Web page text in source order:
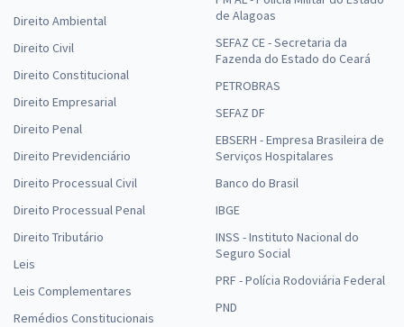
Direito Ambiental
Direito Civil
Direito Constitucional
Direito Empresarial
Direito Penal
Direito Previdenciário
Direito Processual Civil
Direito Processual Penal
Direito Tributário
Leis
Leis Complementares
Remédios Constitucionais
de Alagoas
SEFAZ CE - Secretaria da
Fazenda do Estado do Ceará
PETROBRAS
SEFAZ DF
EBSERH - Empresa Brasileira de
Serviços Hospitalares
Banco do Brasil
IBGE
INSS - Instituto Nacional do
Seguro Social
PRF - Polícia Rodoviária Federal
PND